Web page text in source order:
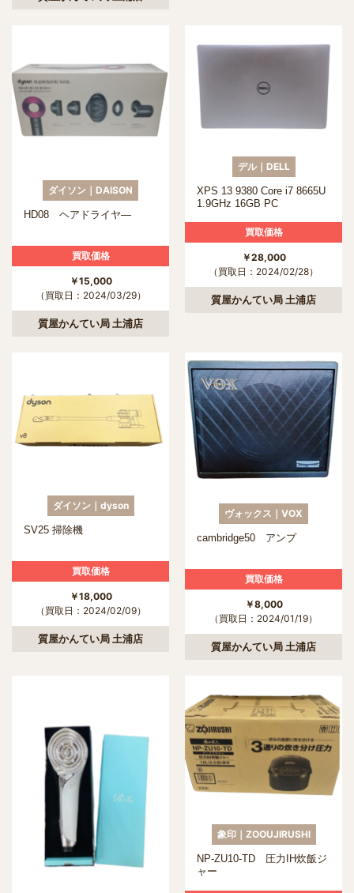
ダイソン｜DAISON
HD08 ヘアドライヤ―
買取価格
￥15,000
（買取日：2024/03/29）
質屋かんてい局 土浦店
デル｜DELL
XPS 13 9380 Core i7 8665U
1.9GHz 16GB PC
買取価格
￥28,000
（買取日：2024/02/28）
質屋かんてい局 土浦店
ダイソン｜dyson
SV25 掃除機
買取価格
￥18,000
（買取日：2024/02/09）
質屋かんてい局 土浦店
ヴォックス｜VOX
cambridge50 アンプ
買取価格
￥8,000
（買取日：2024/01/19）
質屋かんてい局 土浦店
象印｜ZOOUJIRUSHI
NP-ZU10-TD 圧力IH炊飯ジ
ャー